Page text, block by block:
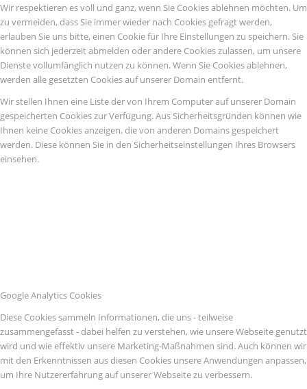
Wir respektieren es voll und ganz, wenn Sie Cookies ablehnen möchten. Um
zu vermeiden, dass Sie immer wieder nach Cookies gefragt werden,
erlauben Sie uns bitte, einen Cookie für Ihre Einstellungen zu speichern. Sie
können sich jederzeit abmelden oder andere Cookies zulassen, um unsere
Dienste vollumfänglich nutzen zu können. Wenn Sie Cookies ablehnen,
werden alle gesetzten Cookies auf unserer Domain entfernt.
Wir stellen Ihnen eine Liste der von Ihrem Computer auf unserer Domain
gespeicherten Cookies zur Verfügung. Aus Sicherheitsgründen können wie
Ihnen keine Cookies anzeigen, die von anderen Domains gespeichert
werden. Diese können Sie in den Sicherheitseinstellungen Ihres Browsers
einsehen.
Google Analytics Cookies
Diese Cookies sammeln Informationen, die uns - teilweise
zusammengefasst - dabei helfen zu verstehen, wie unsere Webseite genutzt
wird und wie effektiv unsere Marketing-Maßnahmen sind. Auch können wir
mit den Erkenntnissen aus diesen Cookies unsere Anwendungen anpassen,
um Ihre Nutzererfahrung auf unserer Webseite zu verbessern.